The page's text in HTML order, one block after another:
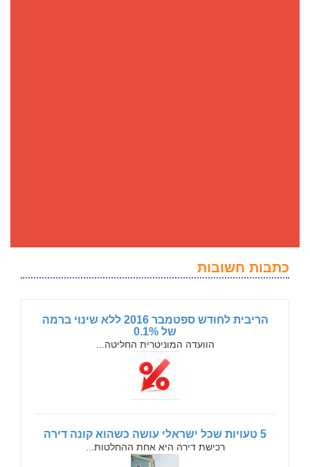
כתבות חשובות
הריבית לחודש ספטמבר 2016 ללא שינוי ברמה
של 0.1%
הוועדה המוניטרית החליטה...
5 טעויות שכל ישראלי עושה כשהוא קונה דירה
רכישת דירה היא אחת ההחלטות...